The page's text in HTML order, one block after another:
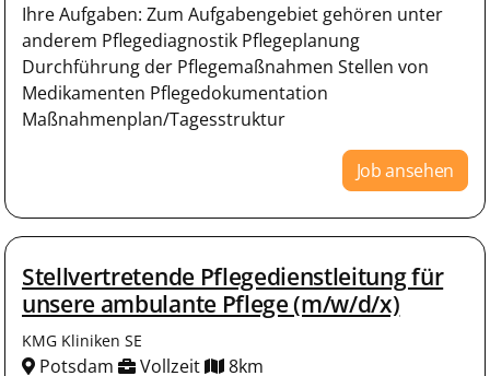
Ihre Aufgaben: Zum Aufgabengebiet gehören unter
anderem Pflegediagnostik Pflegeplanung
Durchführung der Pflegemaßnahmen Stellen von
Medikamenten Pflegedokumentation
Maßnahmenplan/Tagesstruktur
Job ansehen
Stellvertretende Pflegedienstleitung für
unsere ambulante Pflege (m/w/d/x)
KMG Kliniken SE
Potsdam Vollzeit 8km